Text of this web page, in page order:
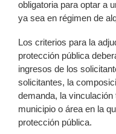
obligatoria para optar a
ya sea en régimen de
Los criterios para la
protección pública
ingresos de los
solicitantes, la
demanda, la
municipio o área en la
protección pública.